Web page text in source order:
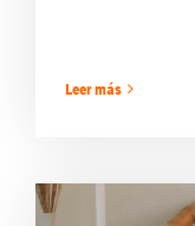
Leer más